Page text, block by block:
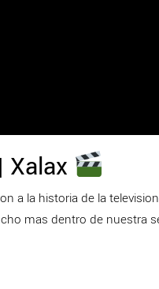
Xalax
a la historia de la
mas dentro de nuestra